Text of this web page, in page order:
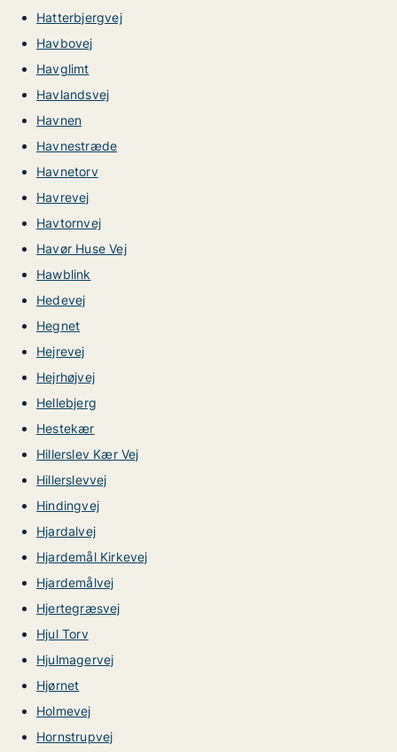
Hatterbjergvej
Havbovej
Havglimt
Havlandsvej
Havnen
Havnestræde
Havnetorv
Havrevej
Havtornvej
Havør Huse Vej
Hawblink
Hedevej
Hegnet
Hejrevej
Hejrhøjvej
Hellebjerg
Hestekær
Hillerslev Kær Vej
Hillerslevvej
Hindingvej
Hjardalvej
Hjardemål Kirkevej
Hjardemålvej
Hjertegræsvej
Hjul Torv
Hjulmagervej
Hjørnet
Holmevej
Hornstrupvej